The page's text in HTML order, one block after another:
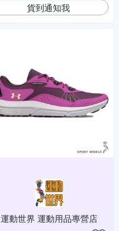
貨到通知我
運動世界 運動用品專營店